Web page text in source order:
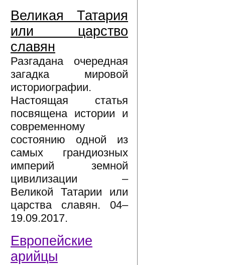
Великая Татария
или царство
славян
Разгадана очередная
загадка мировой
историографии.
Настоящая статья
посвящена истории и
современному
состоянию одной из
самых грандиозных
империй земной
цивилизации –
Великой Татарии или
царства славян. 04–
19.09.2017.
Европейские
арийцы